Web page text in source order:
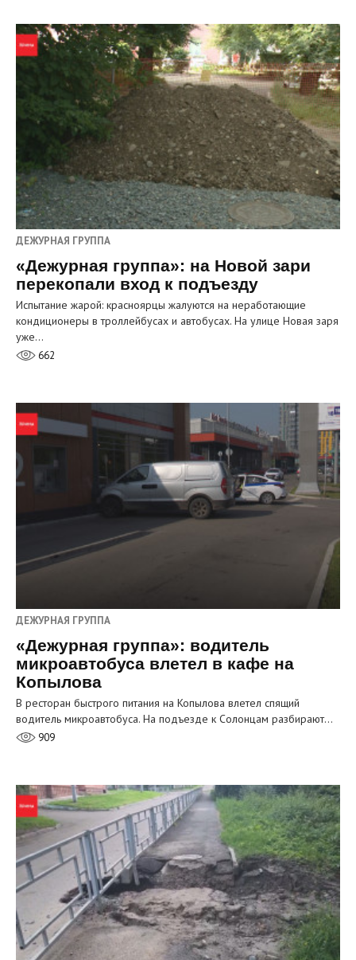
ДЕЖУРНАЯ ГРУППА
«Дежурная группа»: на Новой зари
перекопали вход к подъезду
Испытание жарой: красноярцы жалуются на неработающие
кондиционеры в троллейбусах и автобусах. На улице Новая заря
уже…
662
ДЕЖУРНАЯ ГРУППА
«Дежурная группа»: водитель
микроавтобуса влетел в кафе на
Копылова
В ресторан быстрого питания на Копылова влетел спящий
водитель микроавтобуса. На подъезде к Солонцам разбирают…
909